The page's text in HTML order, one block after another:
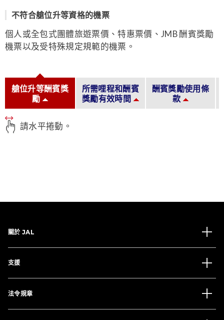
不符合艙位升等資格的機票
個人或全包式團體旅遊票價、特惠票價、JMB 酬賓獎勵
機票以及受特殊規定規範的機票。
艙位升等酬賓獎
勵
所需哩程和酬賓
獎勵有效時間
酬賓獎勵使用條
款
請水平捲動。
關於 JAL
支援
法令規章